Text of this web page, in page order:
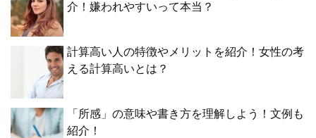
介！嫌われやすいって本当？
計算高い人の特徴やメリットを紹介！女性の考
える計算高いとは？
「所感」の意味や書き方を理解しよう！文例も
紹介！